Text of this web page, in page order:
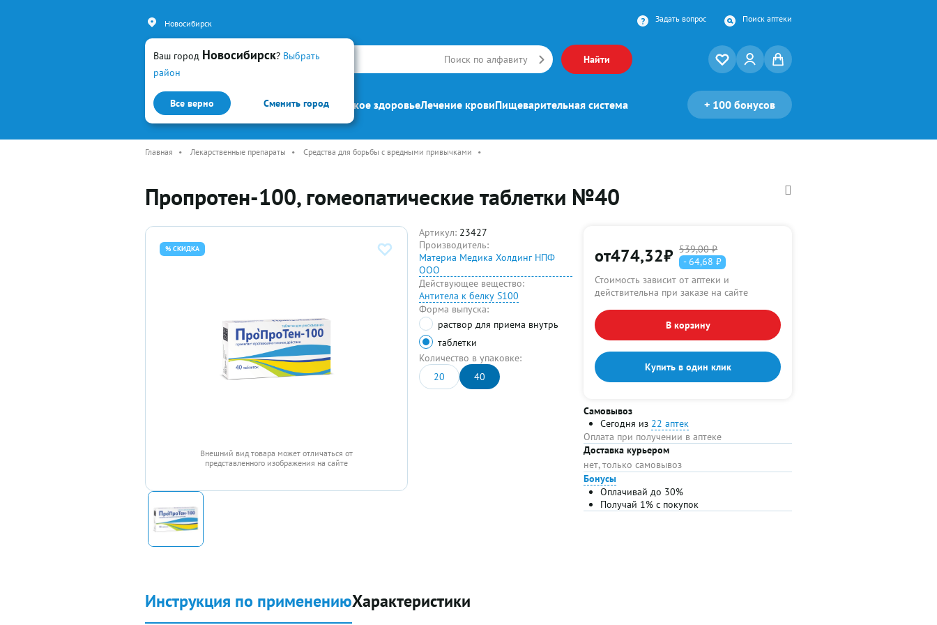
Ваш город Новосибирск? Выбрать
район
Все верно Сменить город
Новосибирск Задать вопрос Поиск аптеки
Искать Поиск по алфавиту Найти
Каталог Простуда и гриппЖенское здоровьеЛечение кровиПищеварительная система + 100 бонусов
Главная • Лекарственные препараты • Средства для борьбы с вредными привычками •
Пропротен-100, гомеопатические таблетки №40
% СКИДКА
Внешний вид товара может отличаться от
представленного изображения на сайте
Артикул: 23427
Производитель:
Материа Медика Холдинг НПФ
ООО
Действующее вещество:
Антитела к белку S100
Форма выпуска:
раствор для приема внутрь
таблетки
Количество в упаковке:
20
40
от474,32₽ 539,00 ₽
- 64,68 ₽
Стоимость зависит от аптеки и
действительна при заказе на сайте
В корзину
Купить в один клик
Самовывоз
Сегодня из 22 аптек
Оплата при получении в аптеке
Доставка курьером
нет, только самовывоз
Бонусы
Оплачивай до 30%
Получай 1% с покупок
Инструкция по применениюХарактеристики